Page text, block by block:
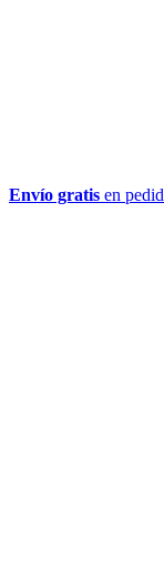
Envío gratis en